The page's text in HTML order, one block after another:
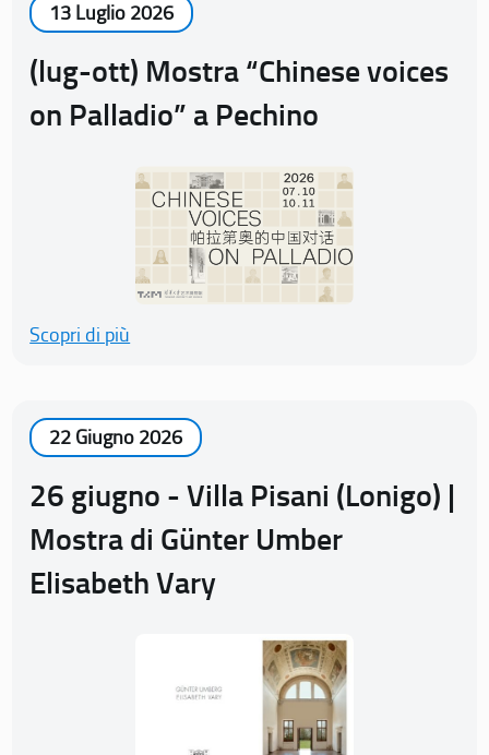
13 Luglio 2026
(lug-ott) Mostra “Chinese voices
on Palladio” a Pechino
Scopri di più
22 Giugno 2026
26 giugno - Villa Pisani (Lonigo) |
Mostra di Günter Umber
Elisabeth Vary